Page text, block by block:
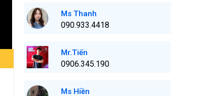
Ms Thanh
090.933.4418
Mr.Tiến
0906.345.190
Ms Hiền